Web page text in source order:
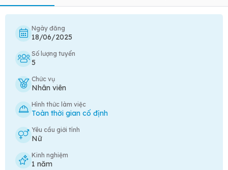
Ngày đăng
18/06/2025
Số lượng tuyển
5
Chức vụ
Nhân viên
Hình thức làm việc
Toàn thời gian cố định
Yêu cầu giới tính
Nữ
Kinh nghiệm
1 năm